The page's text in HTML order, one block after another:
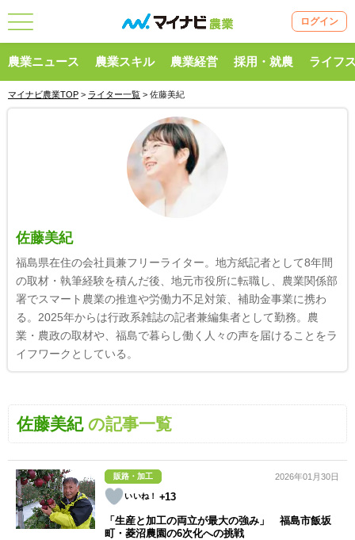
ログイン
農業ニュース 農業スキル 農業経営 採用・就農 ライフ
マイナビ農業TOP > ライター一覧 > 佐藤美紀
佐藤美紀
福島県在住の会社員兼フリーライター。地方紙記者として8年間
の取材・執筆経験を積んだ後、地元市役所に転職し、農業関係部
署でスマート農業の推進や労働力不足対策、補助金事業に携わ
る。2025年からは行政系雑誌の記者兼編集者として勤務。農
業・農政の取材や、福島で暮らし働く人々の声を届けることをラ
イフワークとしている。
佐藤美紀の記事一覧
販路・加工
+13
2026年01月30日
「生産と加工の両立が最大の強み」 福島市飯坂
町・菱沼農園の6次化への挑戦